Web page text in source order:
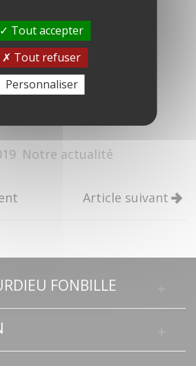
Notre actualité
Article suivant
FONBILLE
Tout accepter
Tout refuser
Personnaliser